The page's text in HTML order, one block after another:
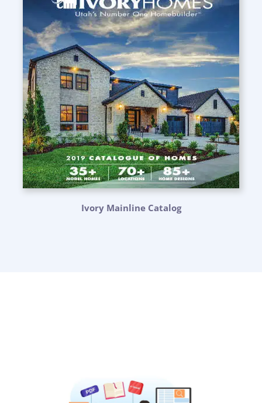
Ivory Mainline Catalog